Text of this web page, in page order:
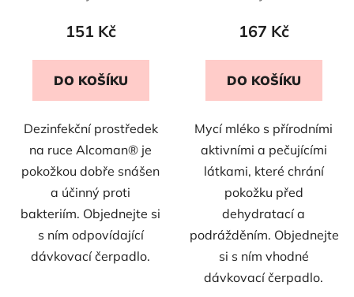
151 Kč
DO KOŠÍKU
Dezinfekční prostředek
na ruce Alcoman® je
pokožkou dobře snášen
a účinný proti
bakteriím. Objednejte si
s ním odpovídající
dávkovací čerpadlo.
167 Kč
DO KOŠÍKU
Mycí mléko s přírodními
aktivními a pečujícími
látkami, které chrání
pokožku před
dehydratací a
podrážděním. Objednejte
si s ním vhodné
dávkovací čerpadlo.